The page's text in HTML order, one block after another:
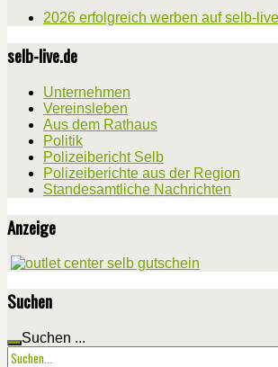
2026 erfolgreich werben auf selb-
selb-live.de
Unternehmen
Vereinsleben
Aus dem Rathaus
Politik
Polizeibericht Selb
Polizeiberichte aus der Region
Standesamtliche Nachrichten
Anzeige
Suchen
Suchen ...